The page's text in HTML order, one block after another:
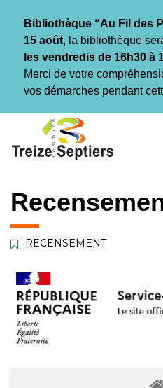
Bibliothèque “Au Fil des
15 août, la bibliothèque
les vendredis de 16h30 à
Merci de votre
vos démarches pendant
contenu
pied
RECENSEMENT